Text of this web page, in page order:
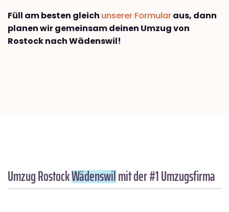
Füll am besten gleich unserer Formularaus, dann
planen wir gemeinsam deinen Umzug von
Rostock nach Wädenswil!
Umzug RostockWädenswilmit der #1 Umzugsfirma